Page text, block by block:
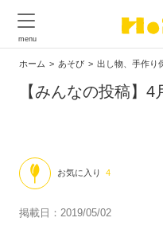
ホーム あそび 出し物、手作り
【みんなの投稿】4
お気に入り 4
掲載日：2019/05/02